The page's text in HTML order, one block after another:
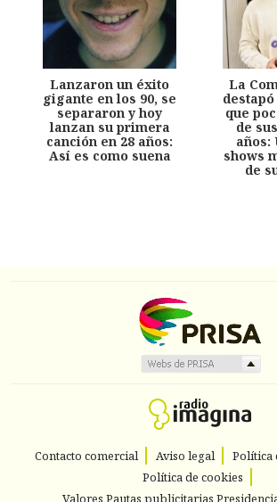
Lanzaron un éxito
gigante en los 90, se
separaron y hoy
lanzan su primera
canción en 28 años:
Así es como suena
La
que
de
años:
shows
de
Contacto comercial Aviso legal
Política
Política de cookies
Valores Pautas publicitarias